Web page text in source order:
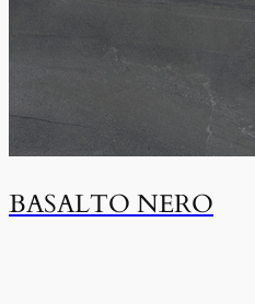
BASALTO NERO